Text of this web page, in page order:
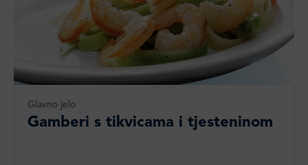
Glavno jelo
Gamberi s tikvicama i tjesteninom